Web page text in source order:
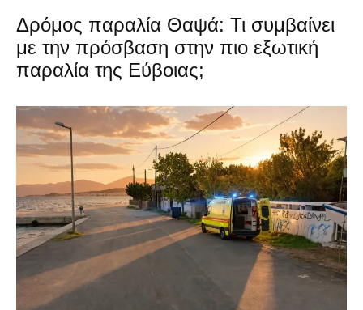
Δρόμος παραλία Θαψά: Τι συμβαίνει
με την πρόσβαση στην πιο εξωτική
παραλία της Εύβοιας;